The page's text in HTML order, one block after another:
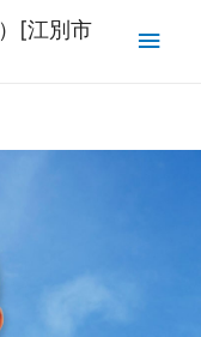
[江別市